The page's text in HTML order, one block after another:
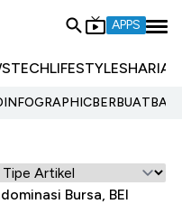
APPS
TECHLIFESTYLESHARIA
INFOGRAPHIC
Bursa, BEI